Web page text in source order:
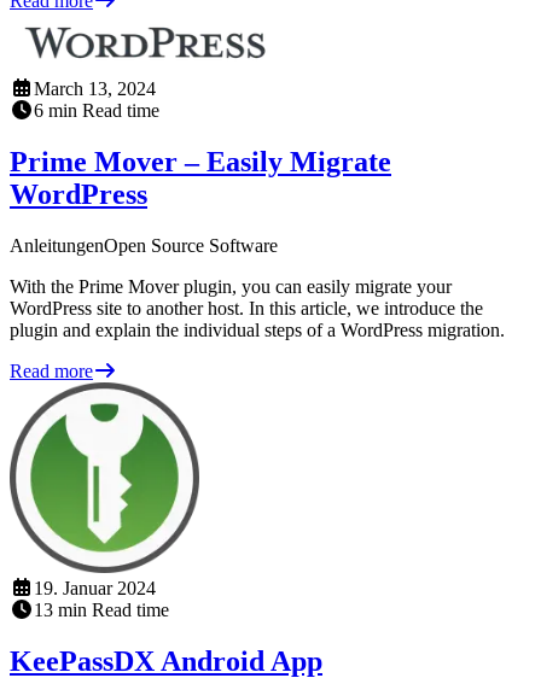
March 13, 2024
6 min Read time
Prime Mover – Easily Migrate
WordPress
AnleitungenOpen Source Software
With the Prime Mover plugin, you can easily migrate your
WordPress site to another host. In this article, we introduce the
plugin and explain the individual steps of a WordPress migration.
Read more
19. Januar 2024
13 min Read time
KeePassDX Android App